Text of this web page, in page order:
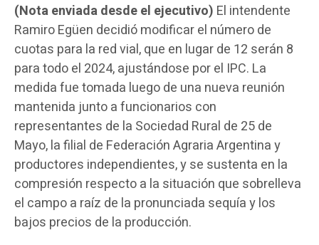
(Nota enviada desde el ejecutivo) El intendente
Ramiro Egüen decidió modificar el número de
cuotas para la red vial, que en lugar de 12 serán 8
para todo el 2024, ajustándose por el IPC. La
medida fue tomada luego de una nueva reunión
mantenida junto a funcionarios con
representantes de la Sociedad Rural de 25 de
Mayo, la filial de Federación Agraria Argentina y
productores independientes, y se sustenta en la
compresión respecto a la situación que sobrelleva
el campo a raíz de la pronunciada sequía y los
bajos precios de la producción.